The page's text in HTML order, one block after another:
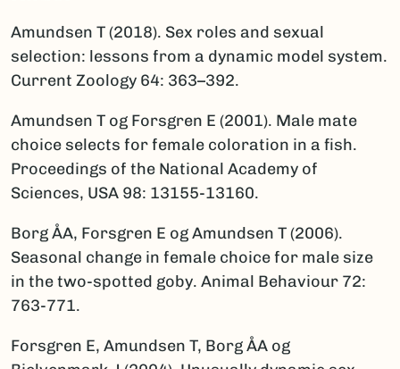
Amundsen T (2018). Sex roles and sexual
selection: lessons from a dynamic model system.
Current Zoology 64: 363–392.
Amundsen T og Forsgren E (2001). Male mate
choice selects for female coloration in a fish.
Proceedings of the National Academy of
Sciences, USA 98: 13155-13160.
Borg ÅA, Forsgren E og Amundsen T (2006).
Seasonal change in female choice for male size
in the two-spotted goby. Animal Behaviour 72:
763-771.
Forsgren E, Amundsen T, Borg ÅA og